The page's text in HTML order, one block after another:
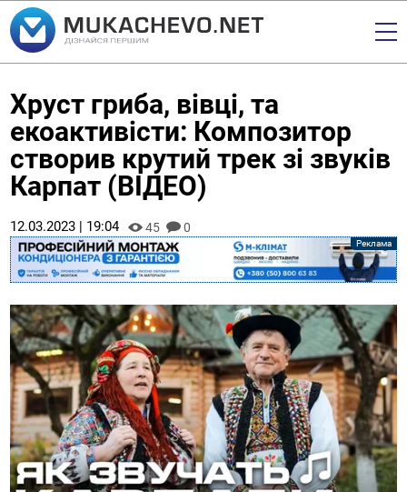
Хруст гриба, вівці, та
екоактивісти: Композитор
створив крутий трек зі звуків
Карпат (ВІДЕО)
12.03.2023 | 19:04 45 0